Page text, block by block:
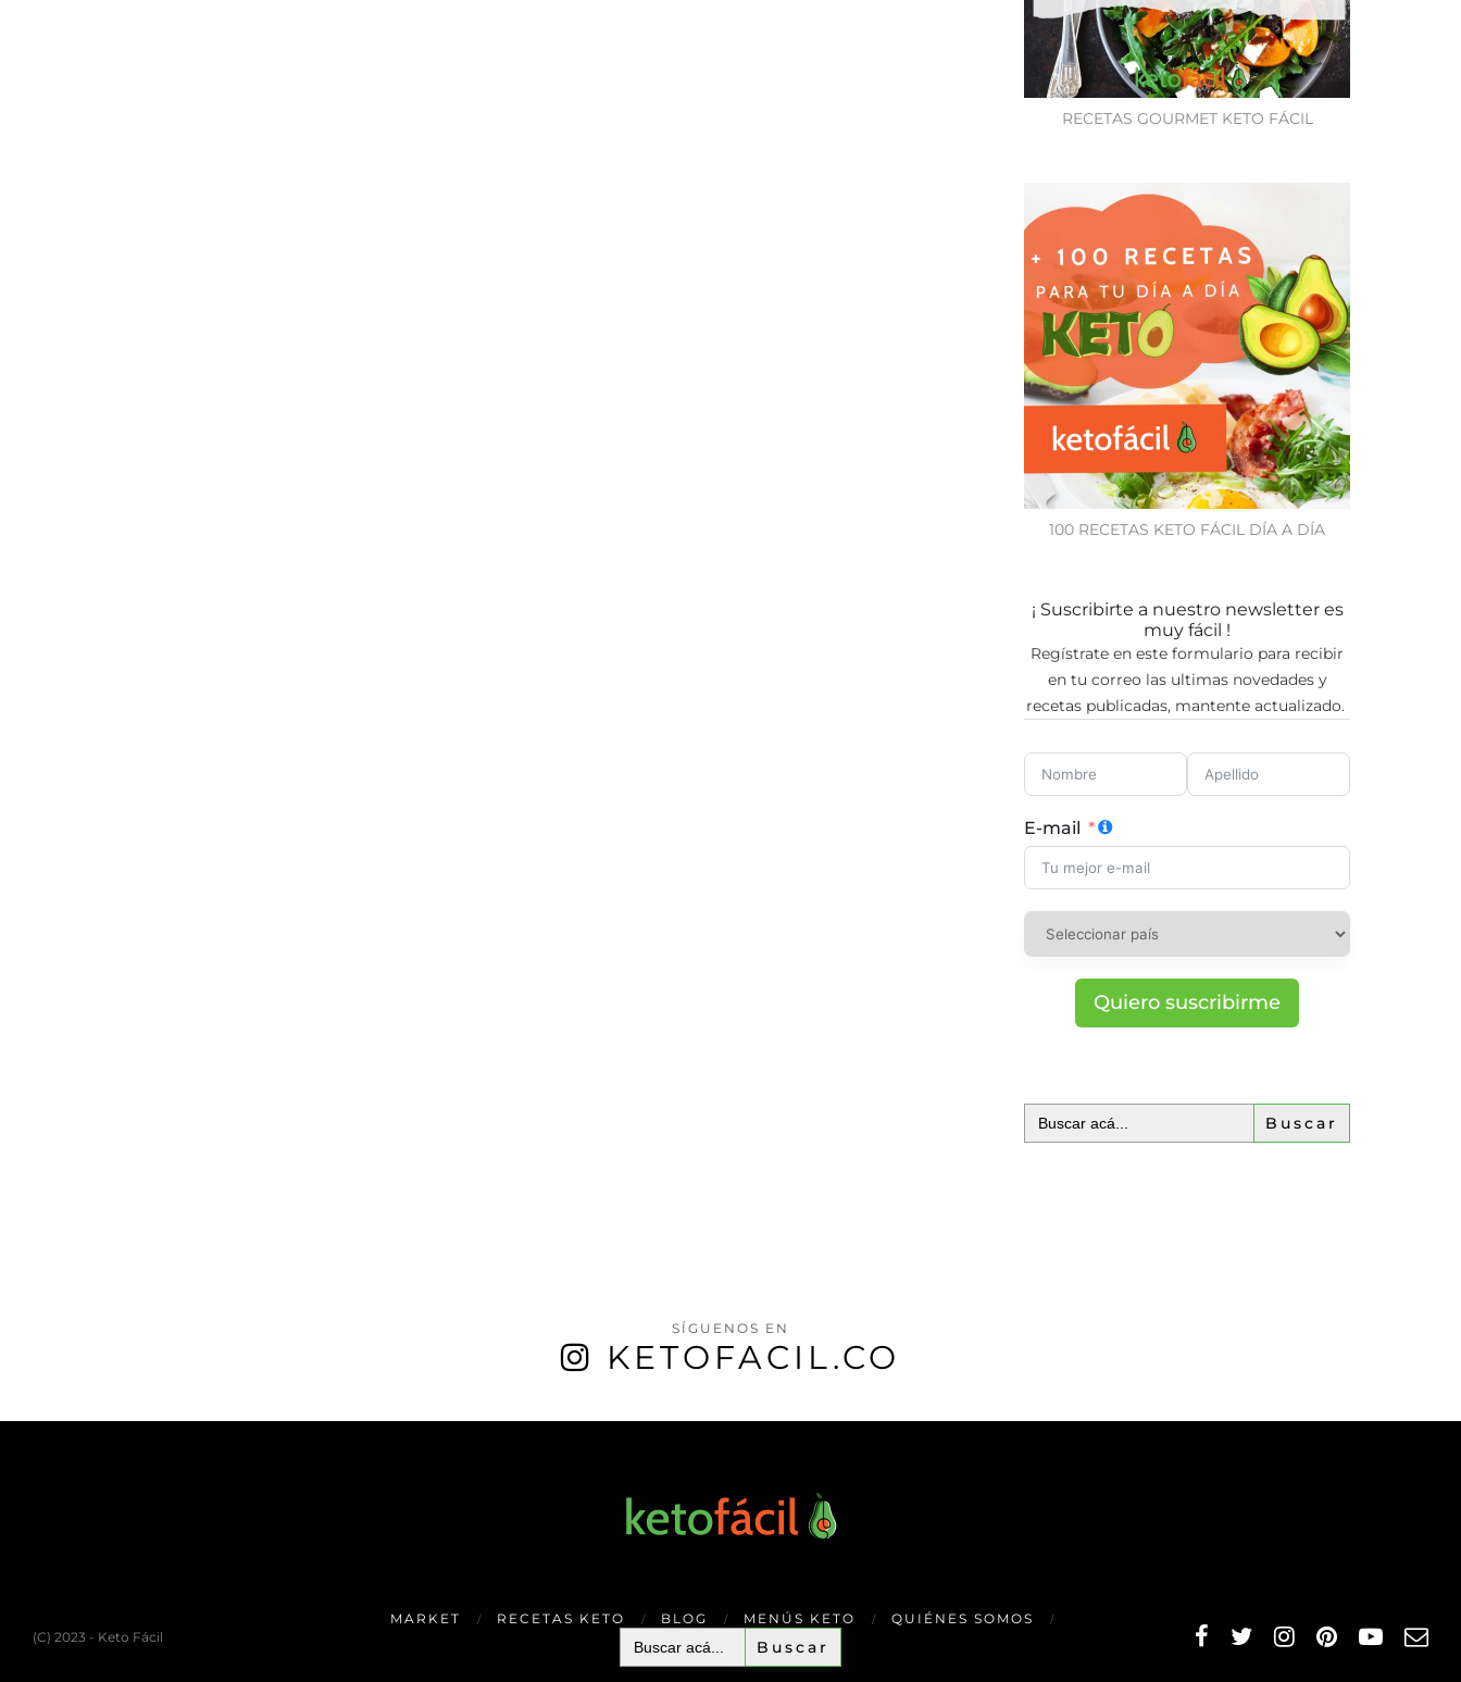
RECETAS GOURMET KETO FÁCIL
100 RECETAS KETO FÁCIL DÍA A DÍA
¡ Suscribirte a nuestro newsletter es
muy fácil !
Regístrate en este formulario para recibir
en tu correo las ultimas novedades y
recetas publicadas, mantente actualizado.
E-mail
Quiero suscribirme
Buscar:
SÍGUENOS EN
KETOFACIL.CO
(C) 2023 - Keto Fácil
MARKET RECETAS KETO BLOG MENÚS KETO QUIÉNES SOMOS
Buscar: